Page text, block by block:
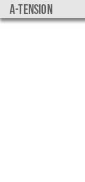
a-tension